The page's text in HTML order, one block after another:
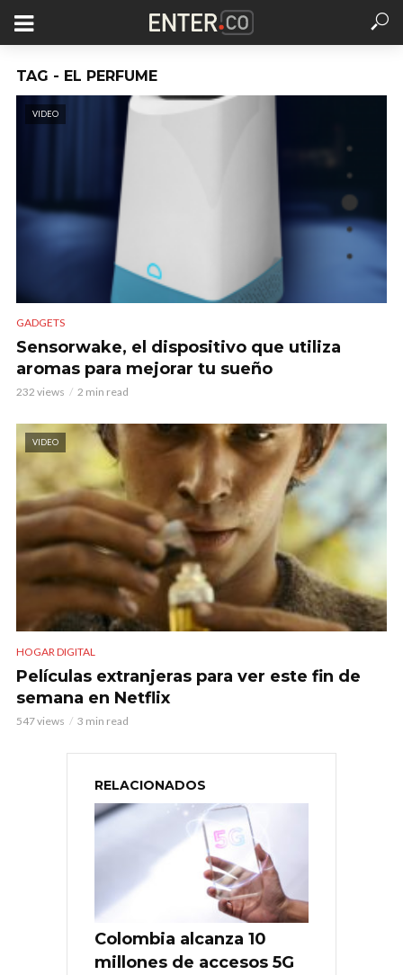
TAG - EL PERFUME
VIDEO
GADGETS
Sensorwake, el dispositivo que utiliza
aromas para mejorar tu sueño
232 views 2 min read
VIDEO
HOGAR DIGITAL
Películas extranjeras para ver este fin de
semana en Netflix
547 views 3 min read
RELACIONADOS
Colombia alcanza 10
millones de accesos 5G